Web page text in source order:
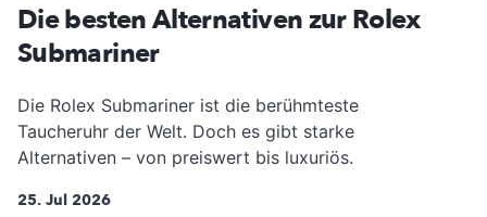
Die besten Alternativen zur Rolex
Submariner
Die Rolex Submariner ist die berühmteste
Taucheruhr der Welt. Doch es gibt starke
Alternativen – von preiswert bis luxuriös.
25. Jul 2026